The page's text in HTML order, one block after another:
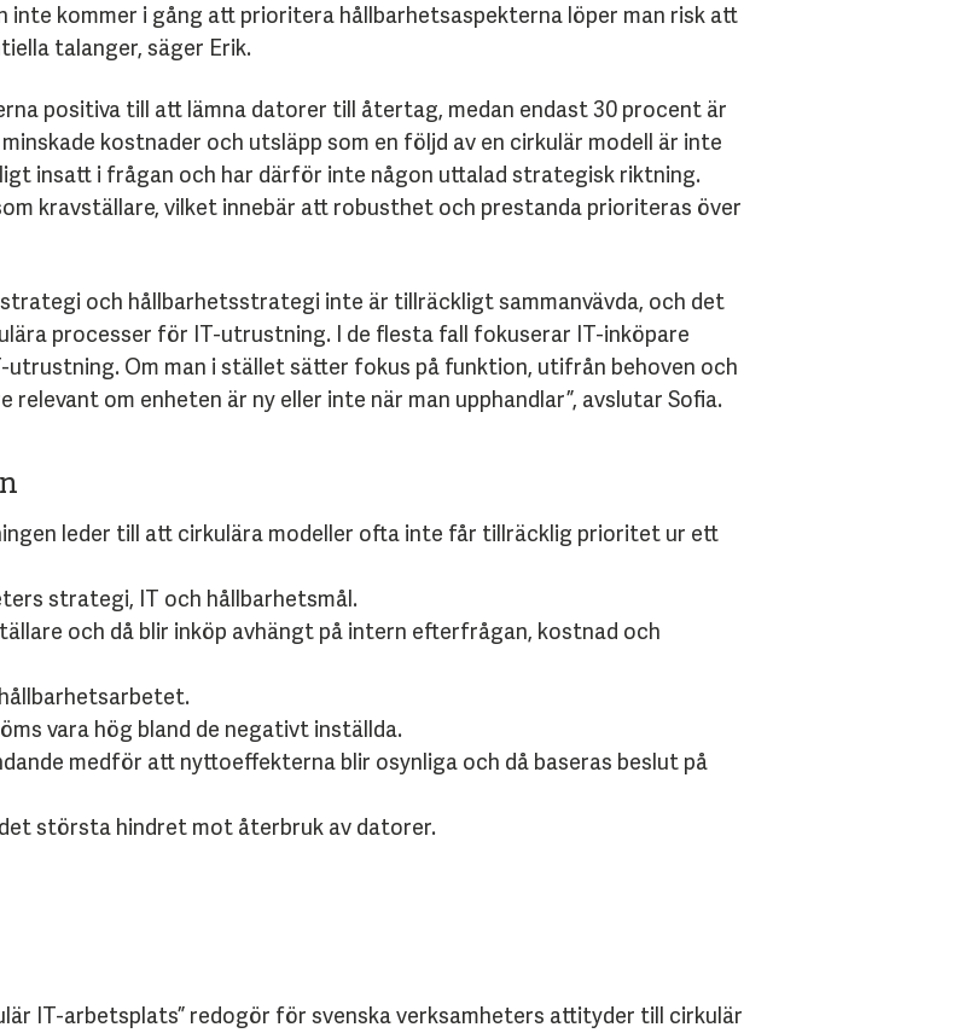
inte kommer i gång att prioritera hållbarhetsaspekterna löper man risk att
talanger, säger Erik.
positiva till att lämna datorer till återtag, medan endast 30 procent är
kostnader och utsläpp som en följd av en cirkulär modell är inte
insatt i frågan och har därför inte någon uttalad strategisk riktning.
kravställare, vilket innebär att robusthet och prestanda prioriteras över
och hållbarhetsstrategi inte är tillräckligt sammanvävda, och det
processer för IT-utrustning. I de flesta fall fokuserar IT-inköpare
Om man i stället sätter fokus på funktion, utifrån behoven och
om enheten är ny eller inte när man upphandlar”, avslutar Sofia.
leder till att cirkulära modeller ofta inte får tillräcklig prioritet ur ett
strategi, IT och hållbarhetsmål.
och då blir inköp avhängt på intern efterfrågan, kostnad och
vara hög bland de negativt inställda.
medför att nyttoeffekterna blir osynliga och då baseras beslut på
största hindret mot återbruk av datorer.
IT-arbetsplats” redogör för svenska verksamheters attityder till cirkulär